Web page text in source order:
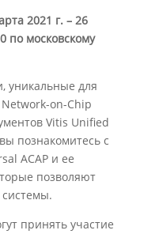
2021 г. – 26
по московскому
уникальные для
Network-on-Chip
Vitis Unified
познакомитесь с
ACAP и ее
позволяют
принять участие